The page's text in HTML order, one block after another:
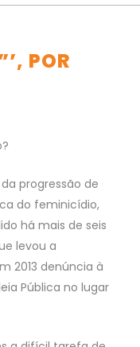
POR
progressão de
do feminicídio,
há mais de seis
levou a
2013 denúncia à
Pública no lugar